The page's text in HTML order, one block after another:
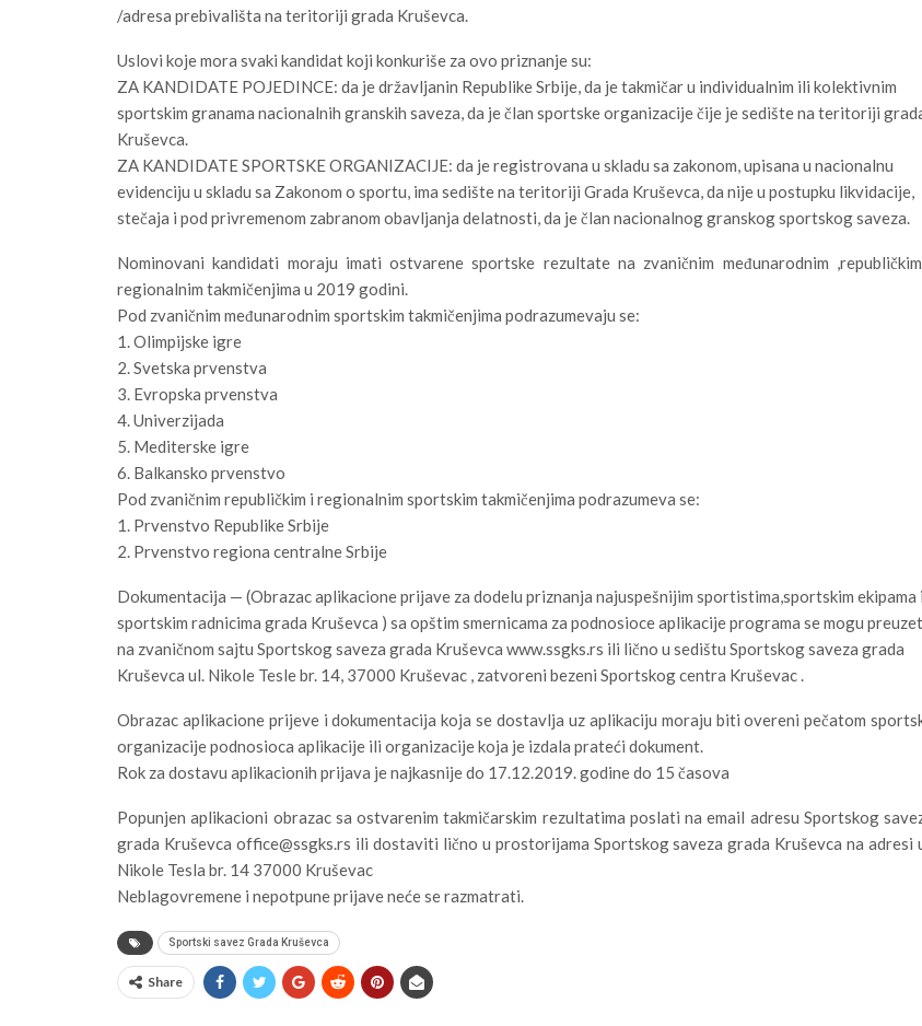
/adresa prebivališta na teritoriji grada Kruševca.
Uslovi koje mora svaki kandidat koji konkuriše za ovo priznanje su:
ZA KANDIDATE POJEDINCE: da je državljanin Republike Srbije, da je takmičar u individualnim ili kolektivnim
sportskim granama nacionalnih granskih saveza, da je član sportske organizacije čije je sedište na teritoriji
Kruševca.
ZA KANDIDATE SPORTSKE ORGANIZACIJE: da je registrovana u skladu sa zakonom, upisana u nacionalnu
evidenciju u skladu sa Zakonom o sportu, ima sedište na teritoriji Grada Kruševca, da nije u postupku likvidacije,
stečaja i pod privremenom zabranom obavljanja delatnosti, da je član nacionalnog granskog sportskog saveza.
Nominovani kandidati moraju imati ostvarene sportske rezultate na zvaničnim međunarodnim
regionalnim takmičenjima u 2019 godini.
Pod zvaničnim međunarodnim sportskim takmičenjima podrazumevaju se:
1. Olimpijske igre
2. Svetska prvenstva
3. Evropska prvenstva
4. Univerzijada
5. Mediterske igre
6. Balkansko prvenstvo
Pod zvaničnim republičkim i regionalnim sportskim takmičenjima podrazumeva se:
1. Prvenstvo Republike Srbije
2. Prvenstvo regiona centralne Srbije
Dokumentacija — (Obrazac aplikacione prijave za dodelu priznanja najuspešnijim sportistima,sportskim ekipama i
sportskim radnicima grada Kruševca ) sa opštim smernicama za podnosioce aplikacije programa se mogu
na zvaničnom sajtu Sportskog saveza grada Kruševca www.ssgks.rs ili lično u sedištu Sportskog saveza grada
Kruševca ul. Nikole Tesle br. 14, 37000 Kruševac , zatvoreni bezeni Sportskog centra Kruševac .
Obrazac aplikacione prijeve i dokumentacija koja se dostavlja uz aplikaciju moraju biti overeni pečatom
organizacije podnosioca aplikacije ili organizacije koja je izdala prateći dokument.
Rok za dostavu aplikacionih prijava je najkasnije do 17.12.2019. godine do 15 časova
Popunjen aplikacioni obrazac sa ostvarenim takmičarskim rezultatima poslati na email adresu Sportskog
grada Kruševca office@ssgks.rs ili dostaviti lično u prostorijama Sportskog saveza grada Kruševca na adresi
Nikole Tesla br. 14 37000 Kruševac
Neblagovremene i nepotpune prijave neće se razmatrati.
Sportski savez Grada Kruševca
Share